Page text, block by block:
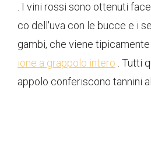
. I vini rossi sono ottenuti
co dell'uva con le bucce e i
gambi, che viene
ione a grappolo intero . Tutti
appolo conferiscono tannini